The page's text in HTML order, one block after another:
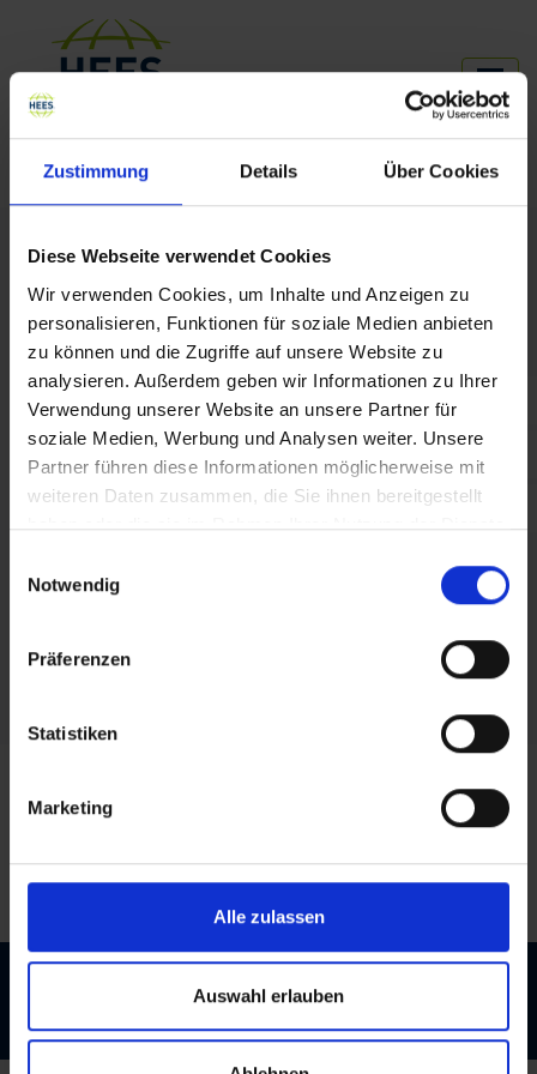
Zustimmung Details Über Cookies
Diese Webseite verwendet Cookies
Wir verwenden Cookies, um Inhalte und Anzeigen zu
personalisieren, Funktionen für soziale Medien anbieten
zu können und die Zugriffe auf unsere Website zu
analysieren. Außerdem geben wir Informationen zu Ihrer
Verwendung unserer Website an unsere Partner für
soziale Medien, Werbung und Analysen weiter. Unsere
Partner führen diese Informationen möglicherweise mit
weiteren Daten zusammen, die Sie ihnen bereitgestellt
haben oder die sie im Rahmen Ihrer Nutzung der Dienste
Notwendig
Präferenzen
Statistiken
Marketing
Alle zulassen
Auswahl erlauben
HEES Über HEES Unsere Events
Unsere Veranstaltungen
Impulse für das bessere
Arbeiten
Hier erhalten Sie einen umfassenden Überblick
über unsere kommenden Events und Webinare –
ein vielfältiges Programm, das spannende Einblicke,
inspirierende Begegnungen und neue Perspektiven
bietet! Wir laden Sie herzlich ein, mit uns in den
Austausch zu treten, Ideen zu teilen und wertvolle
anregende Gespräche und besondere Erlebnisse.
Wir freuen uns darauf, Sie persönlich oder virtuell
inspirierende Zeit zu erleben!
Keine Nachrichten verfügbar.
(Verbraucher) Hinweisgeberportal